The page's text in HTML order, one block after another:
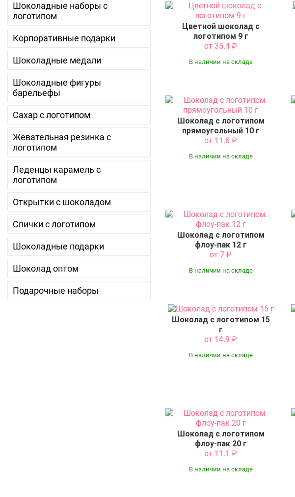
Шоколадные наборы с
логотипом
Корпоративные подарки
Шоколадные медали
Шоколадные фигуры
барельефы
Сахар с логотипом
Жевательная резинка с
логотипом
Леденцы карамель с
логотипом
Открытки с шоколадом
Спички с логотипом
Шоколадные подарки
Шоколад оптом
Подарочные наборы
Цветной шоколад с
логотипом 9 г
от 35.4₽
В наличии на складе
Шоколад с логотипом
прямоугольный 10 г
от 11.6₽
В наличии на складе
Шоколад с логотипом
флоу-пак 12 г
от 7₽
В наличии на складе
Шоколад с логотипом 15
г
от 14.9₽
В наличии на складе
Шоколад с логотипом
флоу-пак 20 г
от 11.1₽
В наличии на складе